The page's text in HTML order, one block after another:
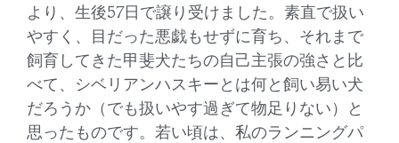
より、生後57日で譲り受けました。素直で扱い
やすく、目だった悪戯もせずに育ち、それまで
飼育してきた甲斐犬たちの自己主張の強さと比
べて、シベリアンハスキーとは何と飼い易い犬
だろうか（でも扱いやす過ぎて物足りない）と
思ったものです。若い頃は、私のランニングパ